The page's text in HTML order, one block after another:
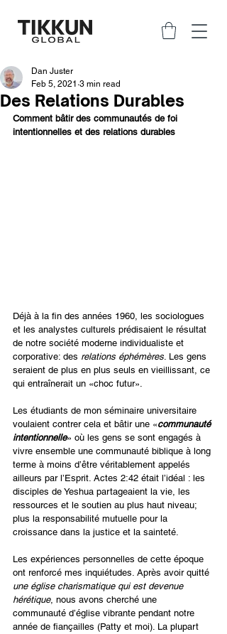
Des Relations Durables
Dan Juster
Feb 5, 2021 3 min read
Comment bâtir des communautés de foi
intentionnelles et des relations durables
Déjà à la fin des années 1960, les sociologues
et les analystes culturels prédisaient le résultat
de notre société moderne individualiste et
corporative: des relations éphémères. Les gens
seraient de plus en plus seuls en vieillissant, ce
qui entraînerait un «choc futur».
Les étudiants de mon séminaire universitaire
voulaient contrer cela et bâtir une «communauté
intentionnelle» où les gens se sont engagés à
vivre ensemble une communauté biblique à long
terme à moins d’être véritablement appelés
ailleurs par l’Esprit. Actes 2:42 était l’idéal : les
disciples de Yeshua partageaient la vie, les
ressources et le soutien au plus haut niveau;
plus la responsabilité mutuelle pour la
croissance dans la justice et la sainteté.
Les expériences personnelles de cette époque
ont renforcé mes inquiétudes. Après avoir quitté
une église charismatique qui est devenue
hérétique, nous avons cherché une
communauté d’église vibrante pendant notre
année de fiançailles (Patty et moi). La plupart